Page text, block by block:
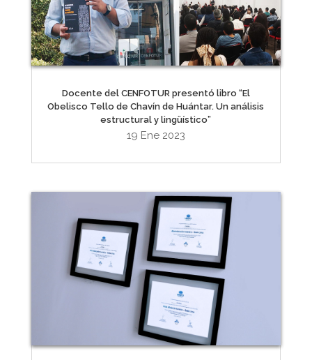
Docente del CENFOTUR presentó libro “El
Obelisco Tello de Chavín de Huántar. Un análisis
estructural y lingüístico”
19 Ene 2023